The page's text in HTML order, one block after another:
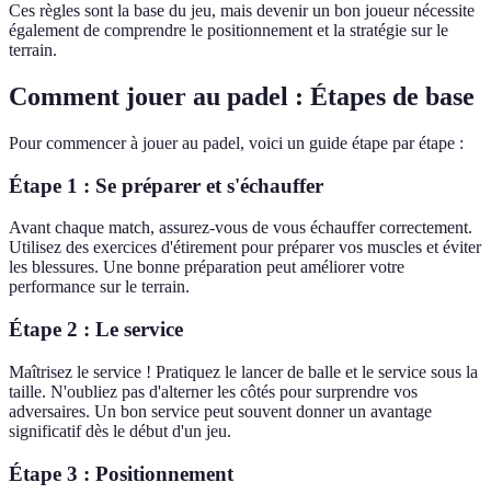
Ces règles sont la base du jeu, mais devenir un bon joueur nécessite
également de comprendre le positionnement et la stratégie sur le
terrain.
Comment jouer au padel : Étapes de base
Pour commencer à jouer au padel, voici un guide étape par étape :
Étape 1 : Se préparer et s'échauffer
Avant chaque match, assurez-vous de vous échauffer correctement.
Utilisez des exercices d'étirement pour préparer vos muscles et éviter
les blessures. Une bonne préparation peut améliorer votre
performance sur le terrain.
Étape 2 : Le service
Maîtrisez le service ! Pratiquez le lancer de balle et le service sous la
taille. N'oubliez pas d'alterner les côtés pour surprendre vos
adversaires. Un bon service peut souvent donner un avantage
significatif dès le début d'un jeu.
Étape 3 : Positionnement